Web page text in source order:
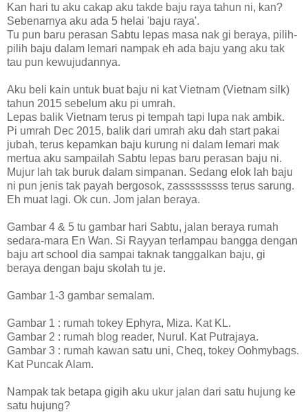
Kan hari tu aku cakap aku takde baju raya tahun ni, kan?
Sebenarnya aku ada 5 helai 'baju raya'.
Tu pun baru perasan Sabtu lepas masa nak gi beraya, pilih-
pilih baju dalam lemari nampak eh ada baju yang aku tak
tau pun kewujudannya.
Aku beli kain untuk buat baju ni kat Vietnam (Vietnam silk)
tahun 2015 sebelum aku pi umrah.
Lepas balik Vietnam terus pi tempah tapi lupa nak ambik.
Pi umrah Dec 2015, balik dari umrah aku dah start pakai
jubah, terus kepamkan baju kurung ni dalam lemari mak
mertua aku sampailah Sabtu lepas baru perasan baju ni.
Mujur lah tak buruk dalam simpanan. Sedang elok lah baju
ni pun jenis tak payah bergosok, zasssssssss terus sarung.
Eh muat lagi. Ok cun. Jom jalan beraya.
Gambar 4 & 5 tu gambar hari Sabtu, jalan beraya rumah
sedara-mara En Wan. Si Rayyan terlampau bangga dengan
baju art school dia sampai taknak tanggalkan baju, gi
beraya dengan baju skolah tu je.
Gambar 1-3 gambar semalam.
Gambar 1 : rumah tokey Ephyra, Miza. Kat KL.
Gambar 2 : rumah blog reader, Nurul. Kat Putrajaya.
Gambar 3 : rumah kawan satu uni, Cheq, tokey Oohmybags.
Kat Puncak Alam.
Nampak tak betapa gigih aku ukur jalan dari satu hujung ke
satu hujung?